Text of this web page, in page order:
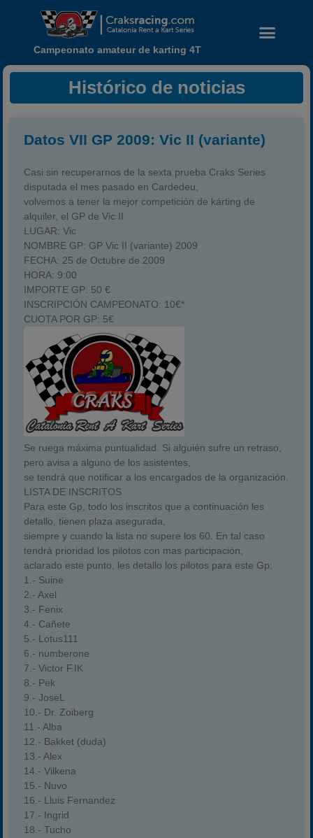
2020-2021
2024
Estadísticas
Campeonato amateur de karting 4T
Histórico de noticias
Datos VII GP 2009: Vic II (variante)
Casi sin recuperarnos de la sexta prueba Craks Series
disputada el mes pasado en Cardedeu,
volvemos a tener la mejor competición de kárting de
alquiler, el GP de Vic II
LUGAR: Vic
NOMBRE GP: GP Vic II (variante) 2009
FECHA: 25 de Octubre de 2009
HORA: 9:00
IMPORTE GP: 50 €
INSCRIPCIÓN CAMPEONATO: 10€*
CUOTA POR GP: 5€
Se ruega máxima puntualidad . Si alguién sufre un retraso,
pero avisa a alguno de los asistentes,
se tendrá que notificar a los encargados de la organización.
LISTA DE INSCRITOS
Para este Gp, todo los inscritos que a continuación les
detallo, tienen plaza asegurada,
siempre y cuando la lista no supere los 60. En tal caso
tendrá prioridad los pilotos con mas participación,
aclarado este punto, les detallo los pilotos para este Gp:
1.- Suine
2.- Axel
3.- Fenix
4.- Cañete
5.- Lotus111
6.- numberone
7.- Victor F.IK
8.- Pek
9.- JoseL
10.- Dr. Zoiberg
11.- Alba
12.- Bakket (duda)
13.- Alex
14.- Vilkena
15.- Nuvo
16.- Lluis Fernandez
17.- Ingrid
18.- Tucho